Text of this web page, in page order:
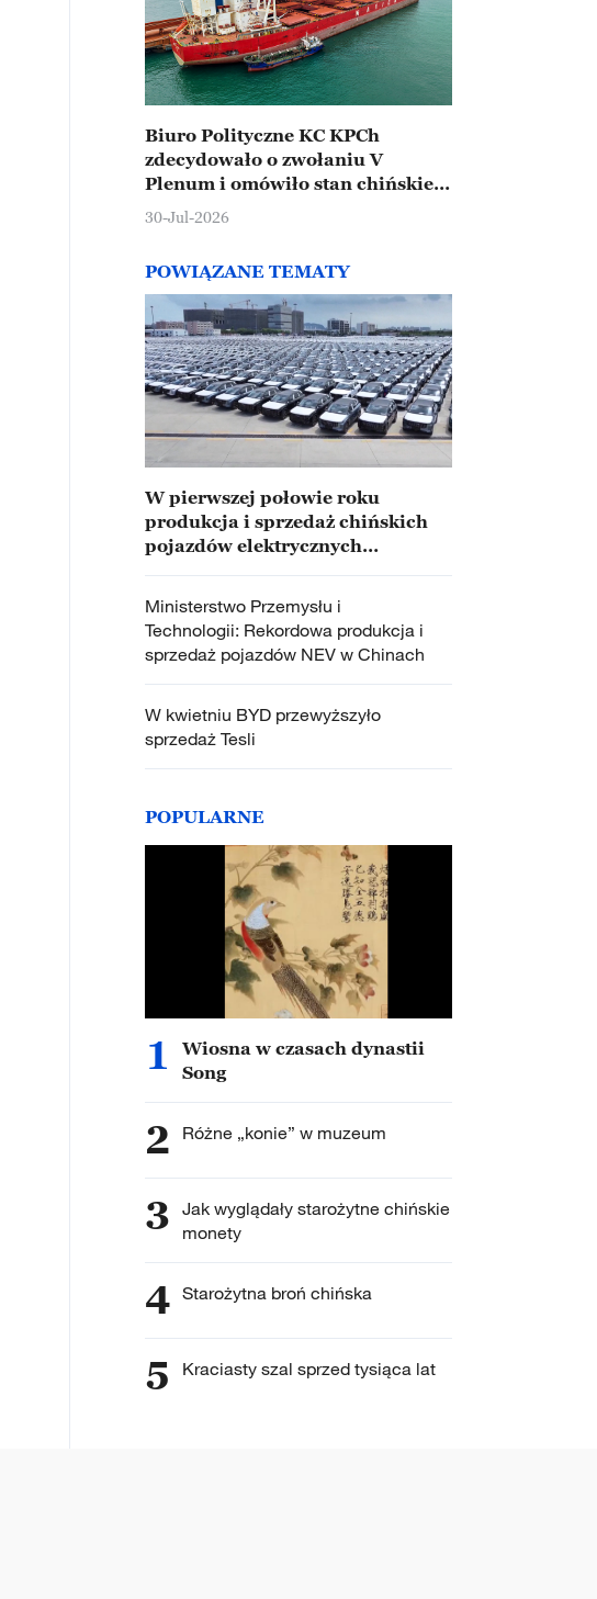
Biuro Polityczne KC KPCh
zdecydowało o zwołaniu V
Plenum i omówiło stan chińskiej
gospodarki
30-Jul-2026
POWIĄZANE TEMATY
W pierwszej połowie roku
produkcja i sprzedaż chińskich
pojazdów elektrycznych
Ministerstwo Przemysłu i
Technologii: Rekordowa produkcja i
sprzedaż pojazdów NEV w Chinach
W kwietniu BYD przewyższyło
sprzedaż Tesli
POPULARNE
1
Wiosna w czasach dynastii
Song
2 Różne „konie” w muzeum
3 Jak wyglądały starożytne chińskie
monety
4 Starożytna broń chińska
5 Kraciasty szal sprzed tysiąca lat